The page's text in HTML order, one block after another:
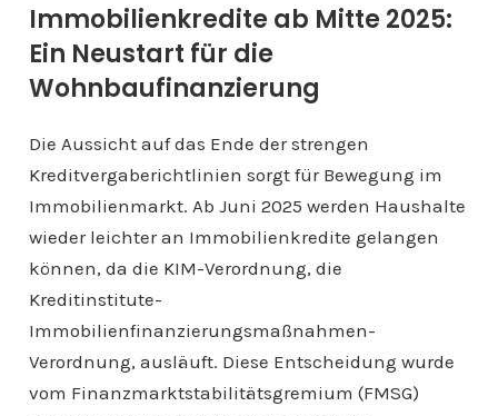
Immobilienkredite ab Mitte 2025:
Ein Neustart für die
Wohnbaufinanzierung
Die Aussicht auf das Ende der strengen
Kreditvergaberichtlinien sorgt für Bewegung im
Immobilienmarkt. Ab Juni 2025 werden Haushalte
wieder leichter an Immobilienkredite gelangen
können, da die KIM-Verordnung, die
Kreditinstitute-
Immobilienfinanzierungsmaßnahmen-
Verordnung, ausläuft. Diese Entscheidung wurde
vom Finanzmarktstabilitätsgremium (FMSG)